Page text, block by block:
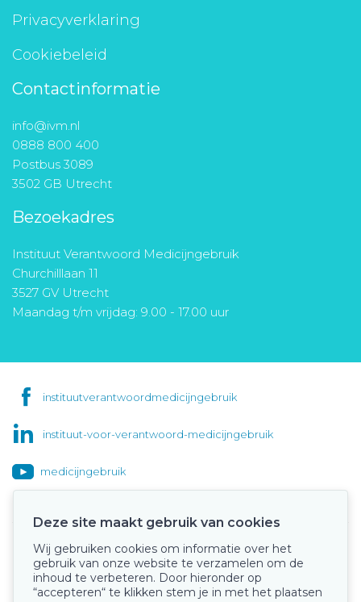
Privacyverklaring
Cookiebeleid
Contactinformatie
info@ivm.nl
0888 800 400
Postbus 3089
3502 GB Utrecht
Bezoekadres
Instituut Verantwoord Medicijngebruik
Churchilllaan 11
3527 GV Utrecht
Maandag t/m vrijdag: 9.00 - 17.00 uur
instituutverantwoordmedicijngebruik
instituut-voor-verantwoord-medicijngebruik
medicijngebruik
Onze keurmerken
Deze site maakt gebruik van cookies
Wij gebruiken cookies om informatie over het
gebruik van onze website te verzamelen om de
inhoud te verbeteren. Door hieronder op
“accepteren“ te klikken stem je in met het plaatsen